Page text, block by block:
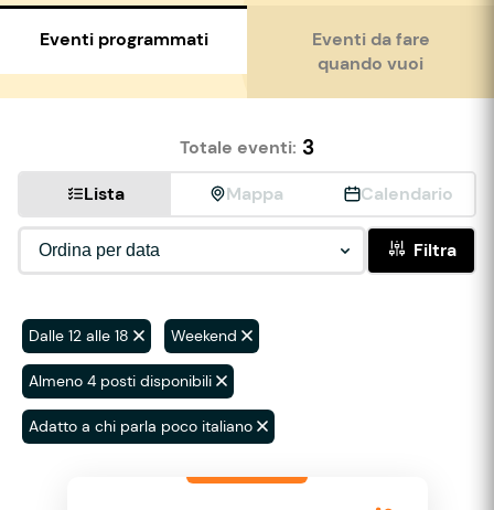
Eventi programmati
Eventi da fare
quando vuoi
Totale eventi: 3
Lista Mappa Calendario
Filtra
Dalle 12 alle 18 Weekend
Almeno 4 posti disponibili
Adatto a chi parla poco italiano